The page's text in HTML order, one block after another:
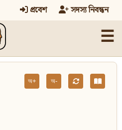
প্রবেশ সদস্য নিবন্ধন
☰
অ+ অ-